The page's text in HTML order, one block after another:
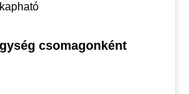
csomagonként